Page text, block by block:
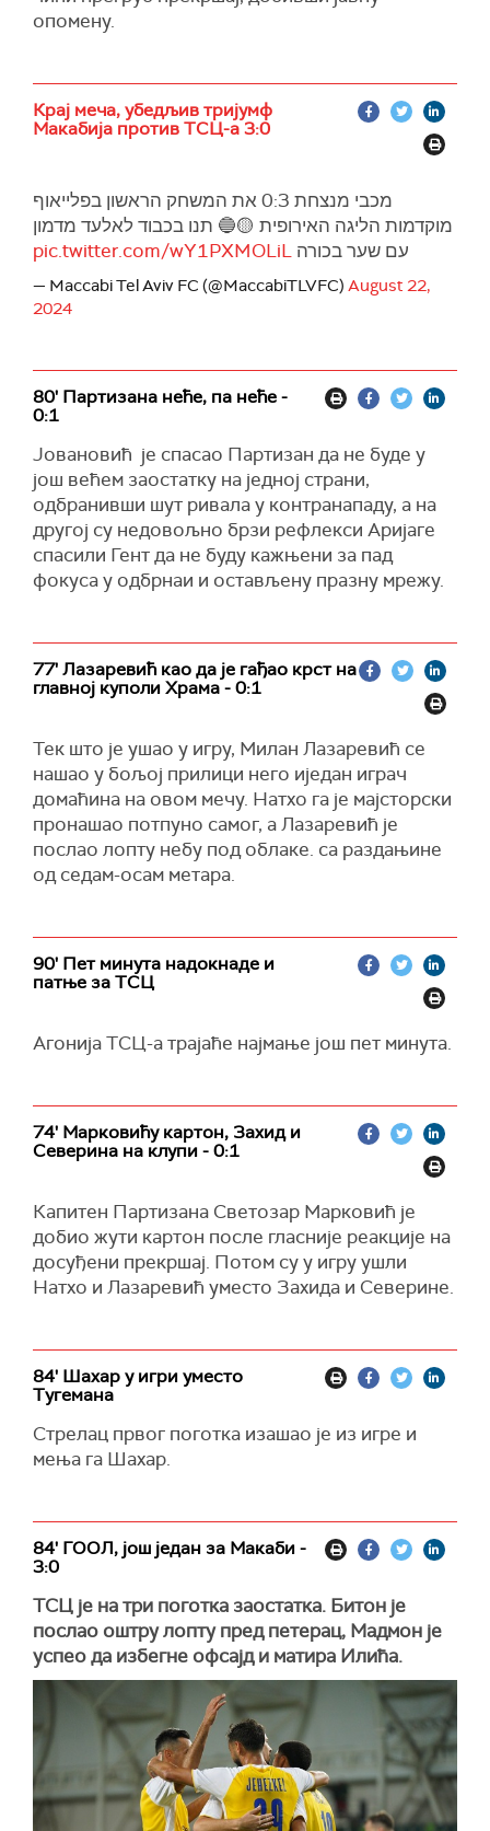
опомену.
Крај меча, убедљив тријумф
Макабија против ТСЦ-а 3:0
מכבי מנצחת 0:3 את המשחק הראשון בפלייאוף
מוקדמות הליגה האירופית 🟡🔵 תנו בכבוד לאלעד מדמון
עם שער בכורה pic.twitter.com/wY1PXMOLiL
— Maccabi Tel Aviv FC (@MaccabiTLVFC) August 22,
2024
80' Партизана неће, па неће -
0:1
Јовановић је спасао Партизан да не буде у
још већем заостатку на једној страни,
одбранивши шут ривала у контранападу, а на
другој су недовољно брзи рефлекси Аријаге
спасили Гент да не буду кажњени за пад
фокуса у одбрнаи и остављену празну мрежу.
77' Лазаревић као да је гађао крст на
главној куполи Храма - 0:1
Тек што је ушао у игру, Милан Лазаревић се
нашао у бољој прилици него иједан играч
домаћина на овом мечу. Натхо га је мајсторски
пронашао потпуно самог, а Лазаревић је
послао лопту небу под облаке. са раздањине
од седам-осам метара.
90' Пет минута надокнаде и
патње за ТСЦ
Агонија ТСЦ-а трајаће најмање још пет минута.
74' Марковићу картон, Захид и
Северина на клупи - 0:1
Капитен Партизана Светозар Марковић је
добио жути картон после гласније реакције на
досуђени прекршај. Потом су у игру ушли
Натхо и Лазаревић уместо Захида и Северине.
84' Шахар у игри уместо
Тугемана
Стрелац првог поготка изашао је из игре и
мења га Шахар.
84' ГООЛ, још један за Макаби -
3:0
ТСЦ је на три поготка заостатка. Битон је
послао оштру лопту пред петерац, Мадмон је
успео да избегне офсајд и матира Илића.